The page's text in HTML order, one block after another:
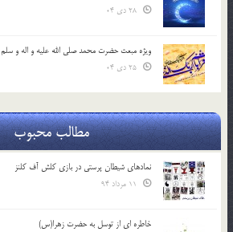
ویژه مبعث حضرت محمد صلی الله علیه و اله و سلم
مطالب محبوب
نمادهای شیطان پرستی در بازی کلش آف کلنز
خاطره ای از توسل به حضرت زهرا(س)